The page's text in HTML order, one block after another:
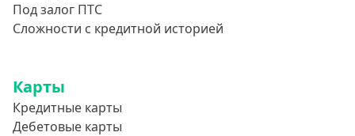
Под залог ПТС
Сложности с кредитной историей
Карты
Кредитные карты
Дебетовые карты